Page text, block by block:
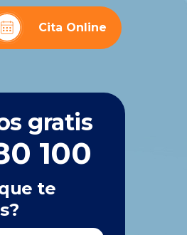
Cita Online
gratis
100
te